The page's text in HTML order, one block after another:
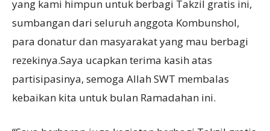
yang kami himpun untuk berbagi Takzil gratis ini,
sumbangan dari seluruh anggota Kombunshol,
para donatur dan masyarakat yang mau berbagi
rezekinya.Saya ucapkan terima kasih atas
partisipasinya, semoga Allah SWT membalas
kebaikan kita untuk bulan Ramadahan ini.